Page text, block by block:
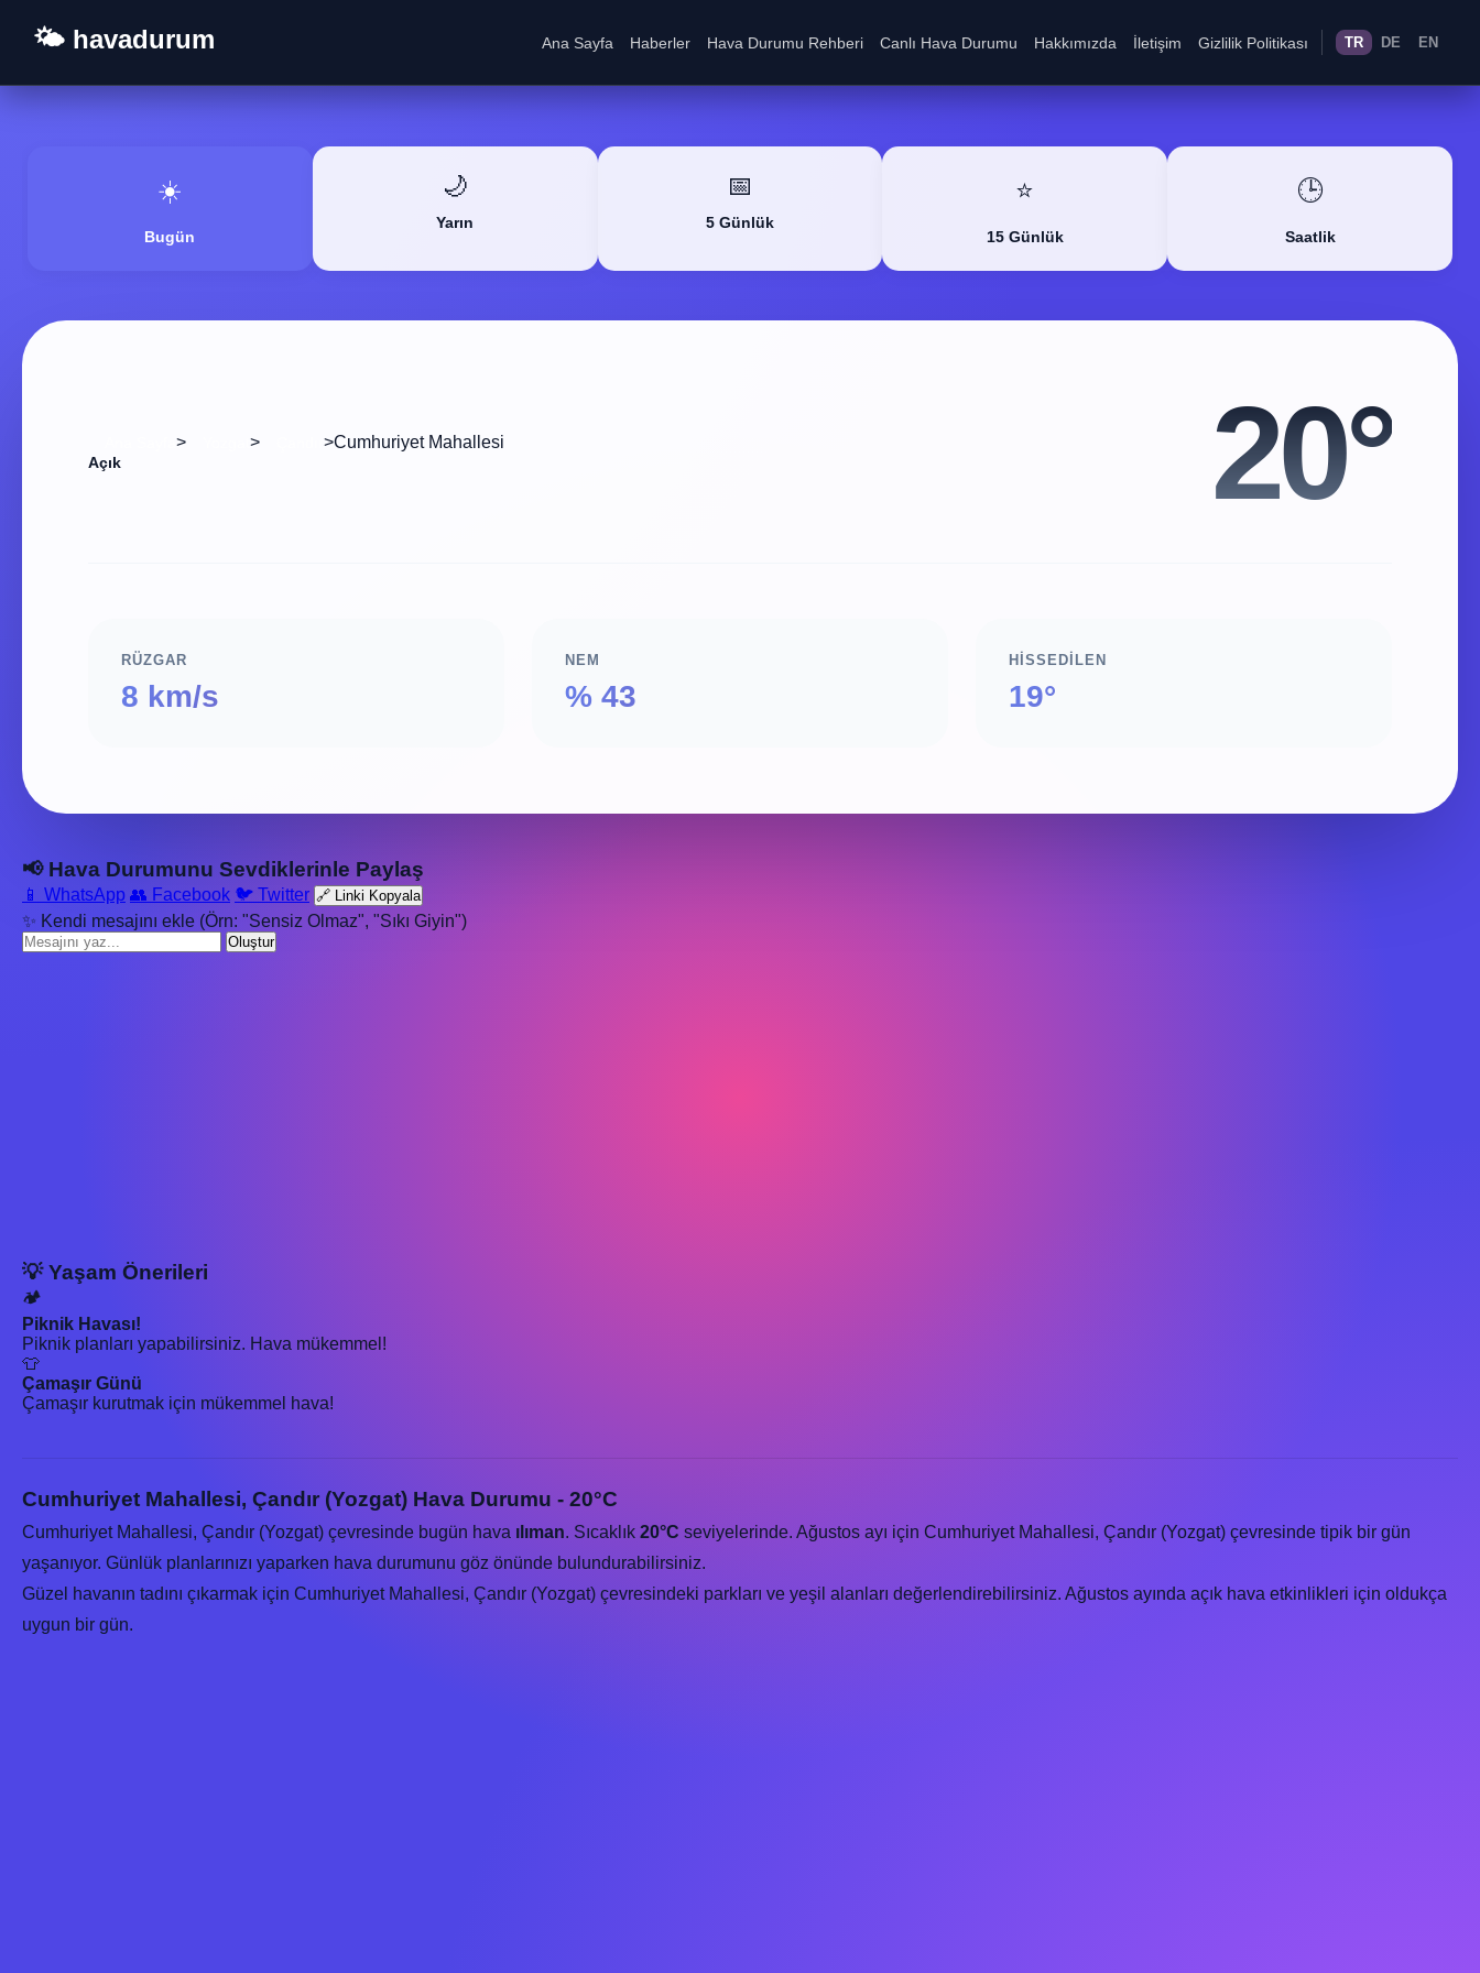
🌤️ havadurum Ana Sayfa Haberler Hava Durumu Rehberi Canlı Hava Durumu Hakkımızda İletişim Gizlilik Politikası TR DE EN
☀️
Bugün
🌙
Yarın
📅
5 Günlük
⭐
15 Günlük
🕒
Saatlik
> > >Cumhuriyet Mahallesi
Açık 20°
RÜZGAR
8 km/s
NEM
% 43
HISSEDILEN
19°
📢 Hava Durumunu Sevdiklerinle Paylaş
📱 WhatsApp 👥 Facebook 🐦 Twitter 🔗 Linki Kopyala
✨ Kendi mesajını ekle (Örn: "Sensiz Olmaz", "Sıkı Giyin")
Oluştur
💡 Yaşam Önerileri
🏕️
Piknik Havası!
Piknik planları yapabilirsiniz. Hava mükemmel!
👕
Çamaşır Günü
Çamaşır kurutmak için mükemmel hava!
Cumhuriyet Mahallesi, Çandır (Yozgat) Hava Durumu - 20°C
Cumhuriyet Mahallesi, Çandır (Yozgat) çevresinde bugün hava ılıman. Sıcaklık 20°C seviyelerinde. Ağustos ayı için Cumhuriyet Mahallesi, Çandır (Yozgat) çevresinde tipik bir gün
yaşanıyor. Günlük planlarınızı yaparken hava durumunu göz önünde bulundurabilirsiniz.
Güzel havanın tadını çıkarmak için Cumhuriyet Mahallesi, Çandır (Yozgat) çevresindeki parkları ve yeşil alanları değerlendirebilirsiniz. Ağustos ayında açık hava etkinlikleri için oldukça
uygun bir gün.